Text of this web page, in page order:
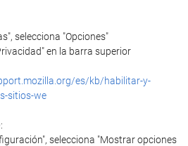
selecciona "Opciones"
en la barra superior
es/kb/habilitar-y-
sitios-we
:
selecciona "Mostrar opciones